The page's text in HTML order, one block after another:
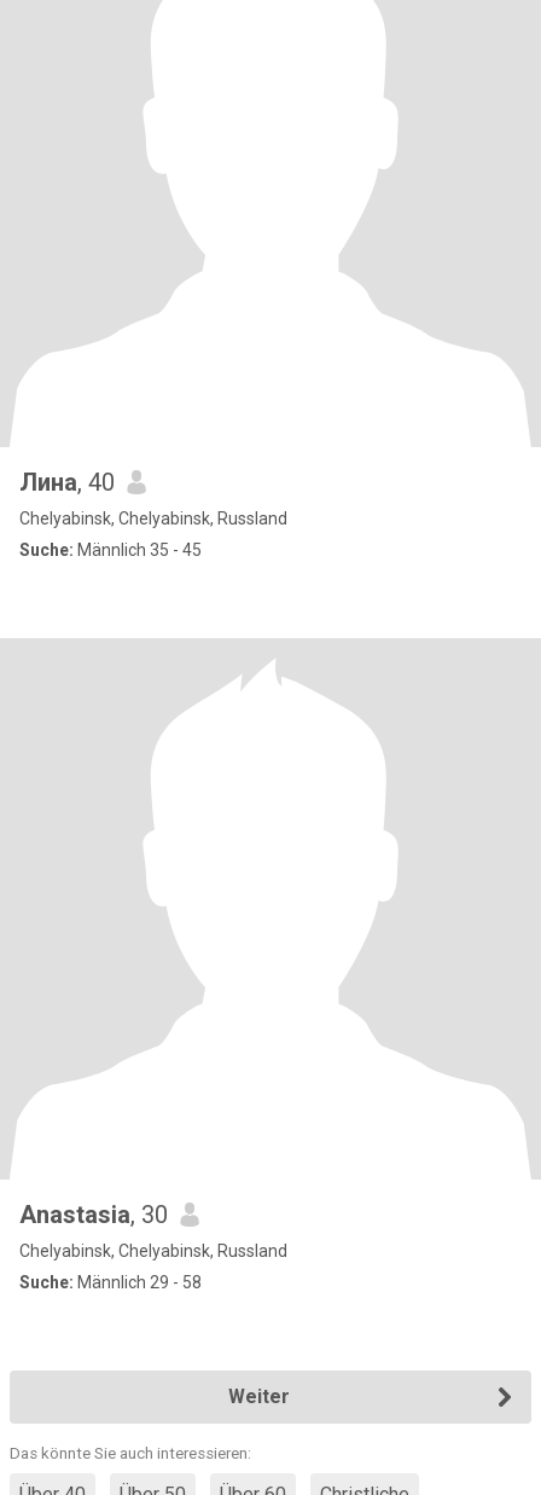
Лина, 40
Chelyabinsk, Chelyabinsk, Russland
Suche: Männlich 35 - 45
Anastasia, 30
Chelyabinsk, Chelyabinsk, Russland
Suche: Männlich 29 - 58
Weiter
Das könnte Sie auch interessieren: